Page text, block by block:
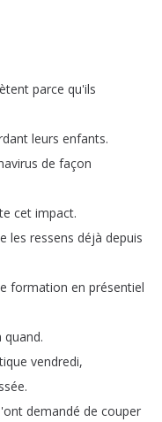
parce qu'ils
leurs enfants.
de façon
cet impact.
les ressens déjà depuis
formation en présentiel
quand.
vendredi,
.
demandé de couper